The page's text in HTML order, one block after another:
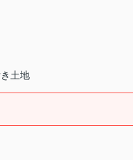
土地